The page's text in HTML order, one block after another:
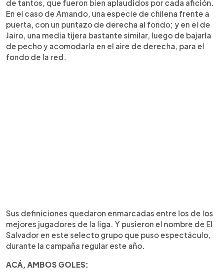
de tantos, que fueron bien aplaudidos por cada afición.
En el caso de Amando, una especie de chilena frente a
puerta, con un puntazo de derecha al fondo; y en el de
Jairo, una media tijera bastante similar, luego de bajarla
de pecho y acomodarla en el aire de derecha, para el
fondo de la red.
Sus definiciones quedaron enmarcadas entre los de los
mejores jugadores de la liga. Y pusieron el nombre de El
Salvador en este selecto grupo que puso espectáculo,
durante la campaña regular este año.
ACÁ, AMBOS GOLES: